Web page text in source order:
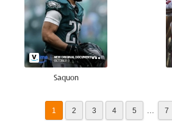
Saquon
1 2 3 4 5 ... 7